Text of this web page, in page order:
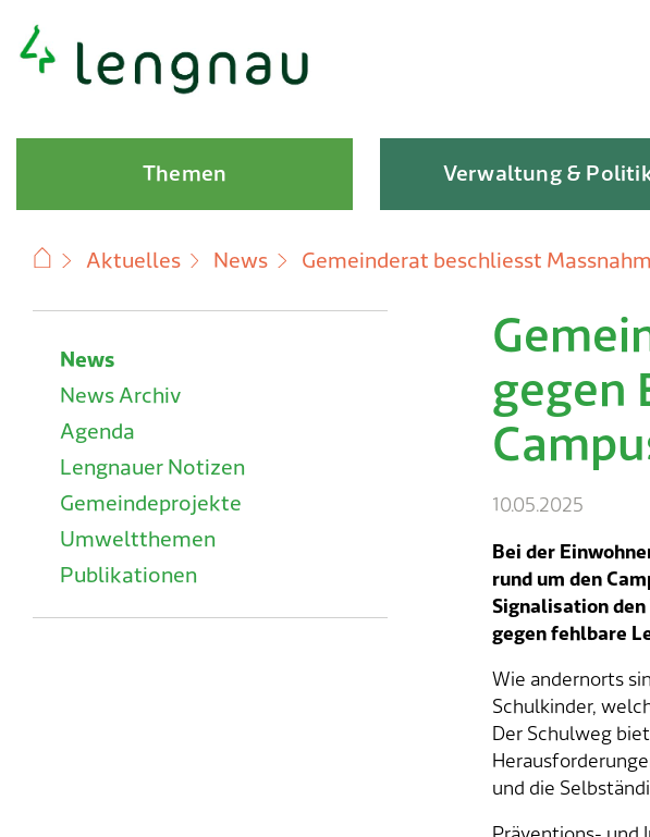
Schnellnavigation
Hauptnavigation
Themen Verwaltung &
Aktuelles News Gemeinderat beschliesst
News
News Archiv
Agenda
Lengnauer Notizen
Gemeindeprojekte
Umweltthemen
Publikationen
Skip
to
content
gegen
10.05.2025
Bei der
rund um den
Signalisation
gegen fehlbare
Wie andernorts
Schulkinder,
Der Schulweg
und die